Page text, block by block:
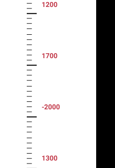
1200
1700
-2000
1300